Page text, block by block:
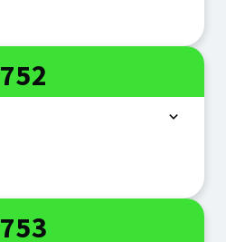
Linie
752
Linie
753